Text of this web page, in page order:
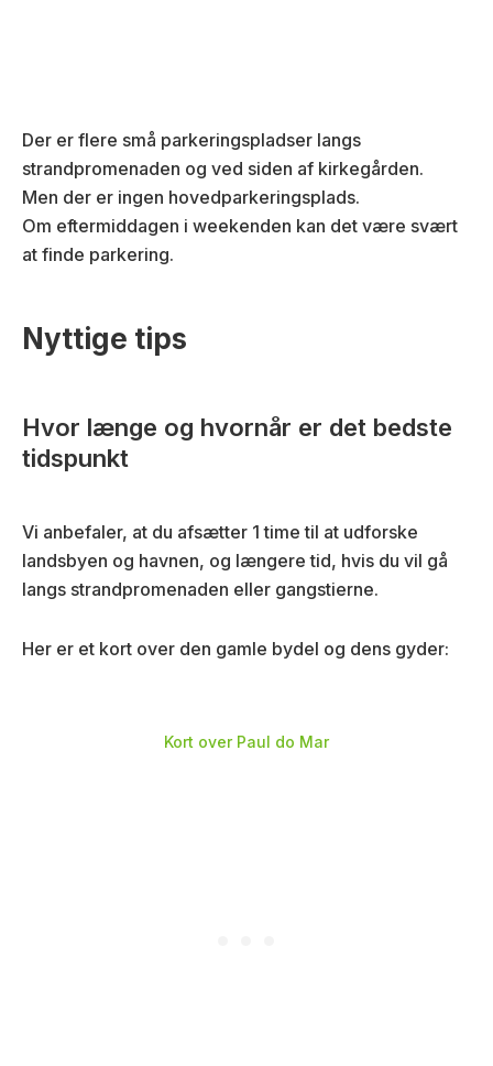
Der er flere små parkeringspladser langs
strandpromenaden og ved siden af kirkegården.
Men der er ingen hovedparkeringsplads.
Om eftermiddagen i weekenden kan det være svært
at finde parkering.
Nyttige tips
Hvor længe og hvornår er det bedste
tidspunkt
Vi anbefaler, at du afsætter 1 time til at udforske
landsbyen og havnen, og længere tid, hvis du vil gå
langs strandpromenaden eller gangstierne.
Her er et kort over den gamle bydel og dens gyder:
Kort over Paul do Mar